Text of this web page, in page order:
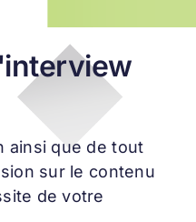
ainsi que de tout
sur le contenu
de votre